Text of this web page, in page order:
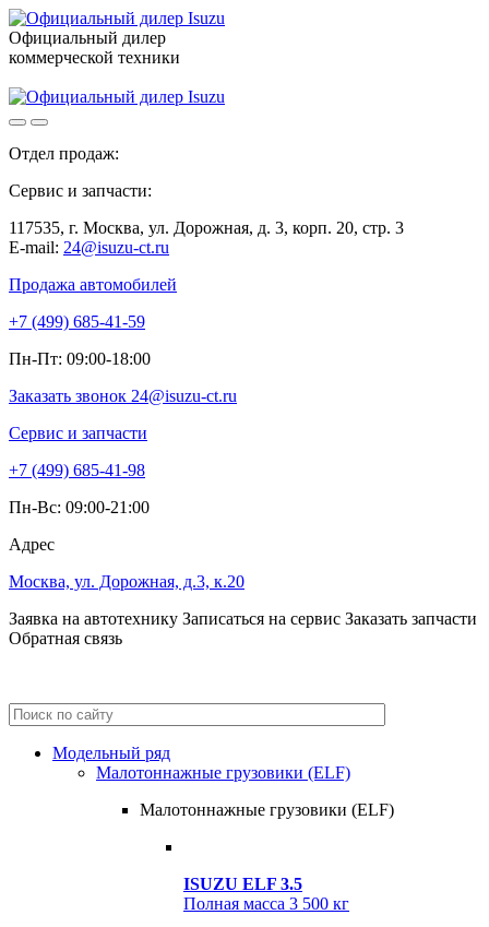
Официальный дилер
коммерческой техники
Отдел продаж:
Сервис и запчасти:
117535, г. Москва, ул. Дорожная, д. 3, корп. 20, стр. 3
E-mail: 24@isuzu-ct.ru
Продажа автомобилей
+7 (499) 685-41-59
Пн-Пт: 09:00-18:00
Заказать звонок 24@isuzu-ct.ru
Сервис и запчасти
+7 (499) 685-41-98
Пн-Вс: 09:00-21:00
Адрес
Москва, ул. Дорожная, д.3, к.20
Заявка на автотехнику Записаться на сервис Заказать запчасти
Обратная связь
Модельный ряд
Малотоннажные грузовики (ELF)
Малотоннажные грузовики (ELF)
ISUZU ELF 3.5
Полная масса 3 500 кг